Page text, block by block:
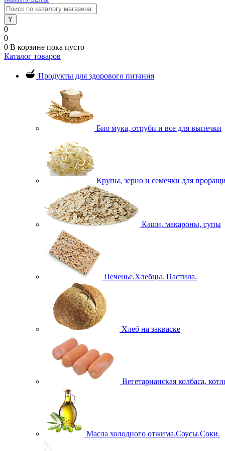
0
0
0 В корзине пока пусто
Каталог товаров
Продукты для здорового питания
Био мука, отруби и все для выпечки
Крупы, зерно и семечки для
Каши, макароны, супы
Печенье.Хлебцы. Пастила.
Хлеб на закваске
Вегетарианская колбаса,
Масла холодного отжима.Соусы.Соки.